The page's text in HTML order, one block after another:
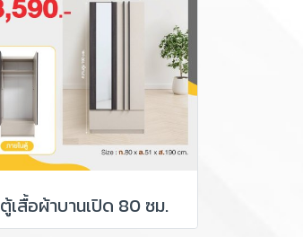
ตู้เสื้อผ้าบานเปิด 80 ซม.